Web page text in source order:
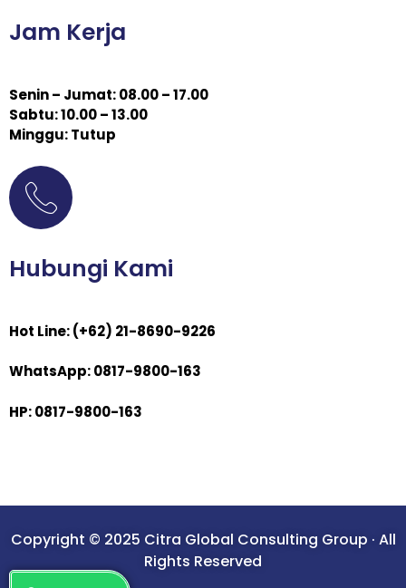
Jam Kerja
Senin – Jumat: 08.00 – 17.00
Sabtu: 10.00 – 13.00
Minggu: Tutup
Hubungi Kami
Hot Line: (+62) 21-8690-9226
WhatsApp: 0817-9800-163
HP: 0817-9800-163
Copyright © 2025 Citra Global Consulting Group · All
Rights Reserved